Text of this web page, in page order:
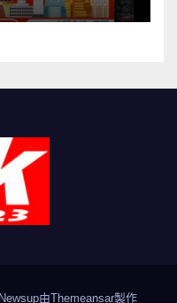
由Themeansar製作